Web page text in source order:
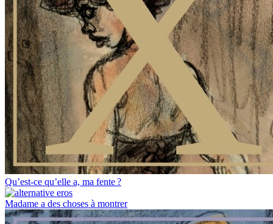
Qu’est-ce qu’elle a, ma fente ?
Madame a des choses à montrer